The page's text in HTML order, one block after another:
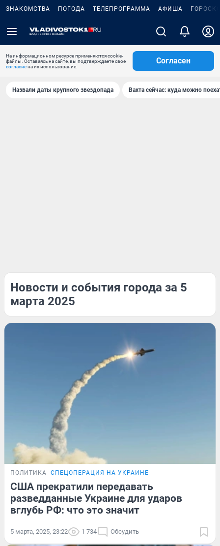
ЗНАКОМСТВА ПОГОДА ТЕЛЕПРОГРАММА АФИША
На информационном ресурсе применяются cookie-
файлы. Оставаясь на сайте, вы подтверждаете свое
согласиена их использование.
Согласен
Назвали даты крупного звездопада Вахта сейчас: куда можно
Новости и события города за 5
марта 2025
ПОЛИТИКА СПЕЦОПЕРАЦИЯ НА УКРАИНЕ
США прекратили передавать
разведданные Украине для ударов
вглубь РФ: что это значит
5 марта, 2025, 23:22 1 734 Обсудить